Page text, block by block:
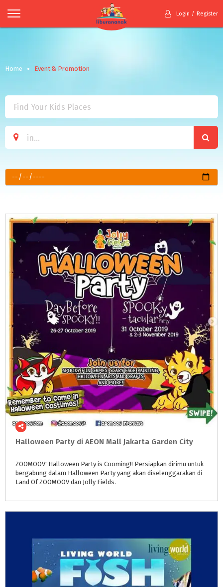
Login Register
Home Event & Promotion
Halloween Party di AEON Mall Jakarta Garden City
ZOOMOOV' Halloween Party is Cooming!! Persiapkan dirimu untuk
bergabung dalam Halloween Party yang akan diselenggarakan di
Land Of ZOOMOOV dan Jolly Fields.